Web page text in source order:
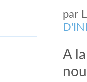
par
A